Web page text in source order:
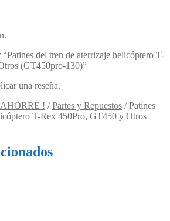
del tren de aterrizaje helicóptero T-
(GT450pro-130)”
una reseña.
AHORRE ! /Partes y Repuestos /Patines
T-Rex 450Pro, GT450 y Otros